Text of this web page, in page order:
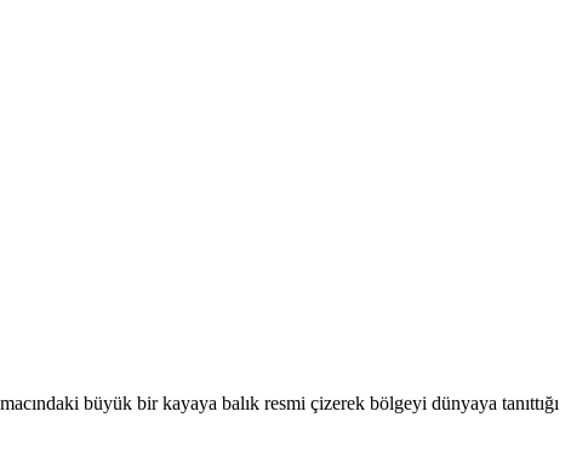
büyük bir kayaya balık resmi çizerek bölgeyi dünyaya tanıttığı